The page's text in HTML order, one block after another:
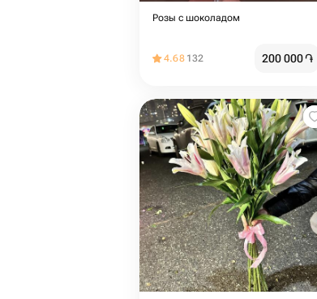
Розы с шоколадом
4.68 132 200 000֏